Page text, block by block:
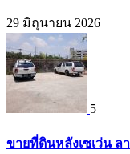
29 มิถุนายน 2026
5
ขายที่ดินหลังเซเว่น ล